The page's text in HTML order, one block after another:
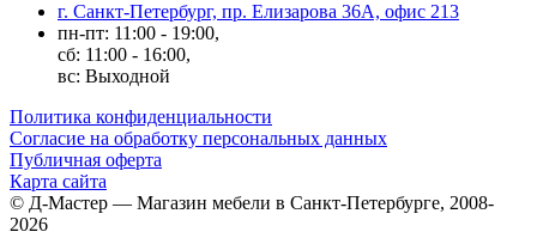
г. Санкт-Петербург, пр. Елизарова 36А, офис 213
пн-пт: 11:00 - 19:00,
сб: 11:00 - 16:00,
вс: Выходной
Политика конфиденциальности
Согласие на обработку персональных данных
Публичная оферта
Карта сайта
© Д-Мастер — Магазин мебели в Санкт-Петербурге, 2008-
2026